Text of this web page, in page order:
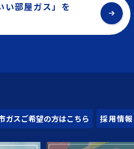
い部屋ガス」を
ガスご希望の方はこちら 採用情報